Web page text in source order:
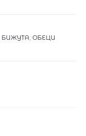
БИЖУТА, ОБЕЦИ